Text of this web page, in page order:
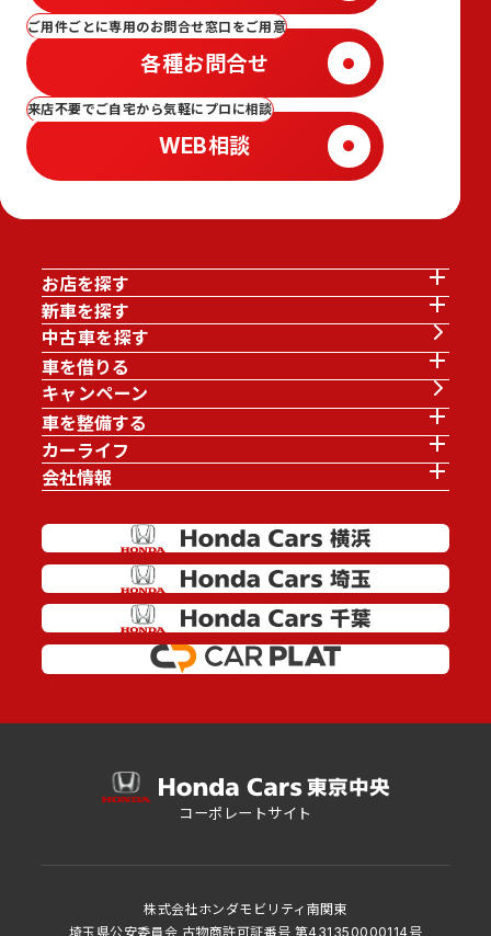
ご用件ごとに専用のお問合せ窓口をご用意
各種お問合せ
来店不要でご自宅から気軽にプロに相談
WEB相談
お店を探す
新車を探す
中古車を探す
車を借りる
キャンペーン
車を整備する
カーライフ
会社情報
コーポレートサイト
株式会社ホンダモビリティ南関東
埼玉県公安委員会 古物商許可証番号 第431350000114号